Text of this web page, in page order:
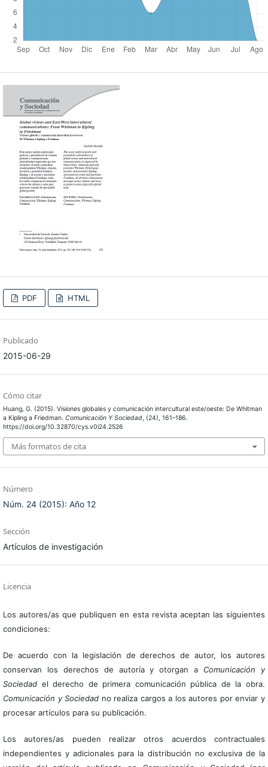
PDF HTML
Publicado
2015-06-29
Cómo citar
Huang, G. (2015). Visiones globales y comunicación intercultural este/oeste: De Whitman
a Kipling a Friedman. Comunicación Y Sociedad, (24), 161–186.
https://doi.org/10.32870/cys.v0i24.2526
Más formatos de cita
Número
Núm. 24 (2015): Año 12
Sección
Artículos de investigación
Licencia
Los autores/as que publiquen en esta revista aceptan las siguientes
condiciones:
De acuerdo con la legislación de derechos de autor, los autores
conservan los derechos de autoría y otorgan a Comunicación y
Sociedadel derecho de primera comunicación pública de la obra.
Comunicación y Sociedad no realiza cargos a los autores por enviar y
procesar artículos para su publicación.
Los autores/as pueden realizar otros acuerdos contractuales
independientes y adicionales para la distribución no exclusiva de la